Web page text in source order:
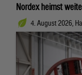
Nordex heimst
4. August 2026,